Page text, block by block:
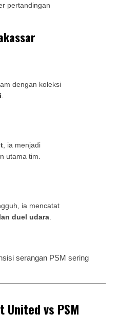
pertandingan
dengan koleksi
, ia menjadi
utama tim.
ia mencatat
duel udara
serangan PSM sering
United vs PSM